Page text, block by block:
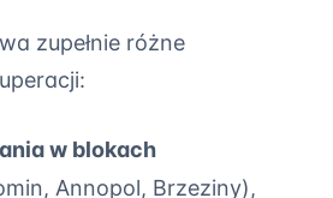
zupełnie różne
w blokach
Annopol, Brzeziny),